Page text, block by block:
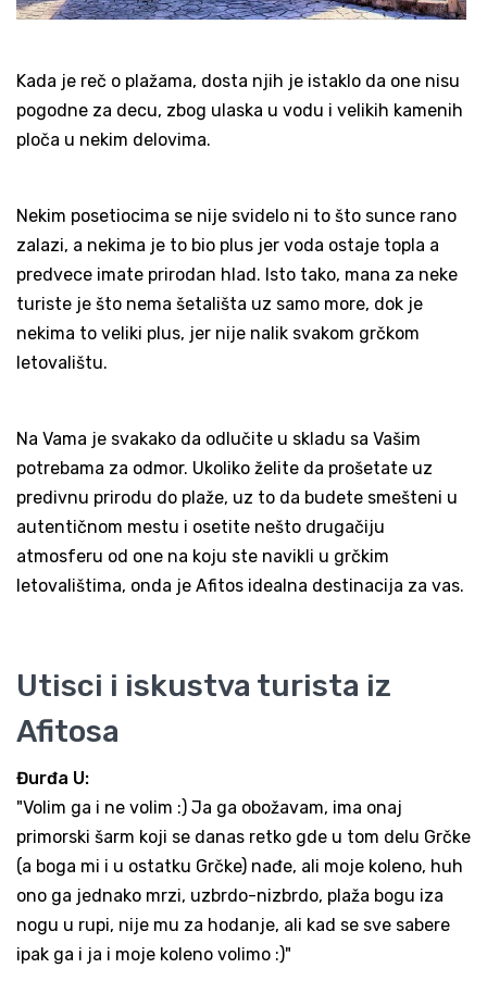
Kada je reč o plažama, dosta njih je istaklo da one nisu
pogodne za decu, zbog ulaska u vodu i velikih kamenih
ploča u nekim delovima.
Nekim posetiocima se nije svidelo ni to što sunce rano
zalazi, a nekima je to bio plus jer voda ostaje topla a
predvece imate prirodan hlad. Isto tako, mana za neke
turiste je što nema šetališta uz samo more, dok je
nekima to veliki plus, jer nije nalik svakom grčkom
letovalištu.
Na Vama je svakako da odlučite u skladu sa Vašim
potrebama za odmor. Ukoliko želite da prošetate uz
predivnu prirodu do plaže, uz to da budete smešteni u
autentičnom mestu i osetite nešto drugačiju
atmosferu od one na koju ste navikli u grčkim
letovalištima, onda je Afitos idealna destinacija za vas.
Utisci i iskustva turista iz
Afitosa
Đurđa U:
"Volim ga i ne volim :) Ja ga obožavam, ima onaj
primorski šarm koji se danas retko gde u tom delu Grčke
(a boga mi i u ostatku Grčke) nađe, ali moje koleno, huh
ono ga jednako mrzi, uzbrdo-nizbrdo, plaža bogu iza
nogu u rupi, nije mu za hodanje, ali kad se sve sabere
ipak ga i ja i moje koleno volimo :)"